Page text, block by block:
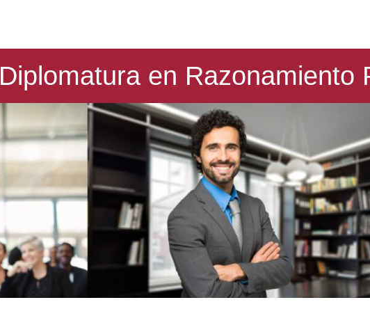
Diplomatura en Razonamiento